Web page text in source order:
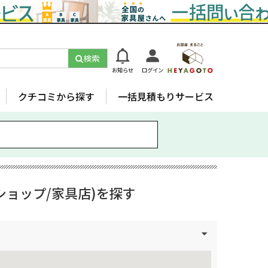
検索
お知らせ ログイン
クチコミから探す 一括見積もりサービス
ョップ/家具店)を探す